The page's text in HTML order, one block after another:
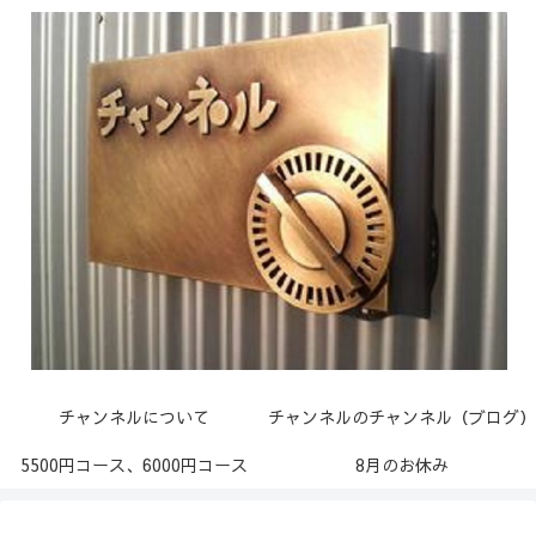
チャンネルについて
チャンネルのチャンネル（ブログ）
5500円コース、6000円コース
8月のお休み